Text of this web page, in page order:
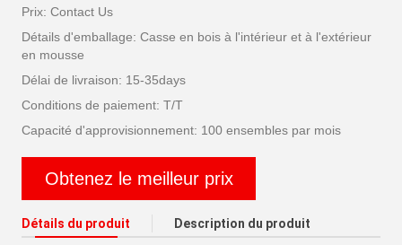
Prix: Contact Us
Détails d'emballage: Casse en bois à l'intérieur et à l'extérieur
en mousse
Délai de livraison: 15-35days
Conditions de paiement: T/T
Capacité d'approvisionnement: 100 ensembles par mois
Obtenez le meilleur prix
Détails du produit Description du produit